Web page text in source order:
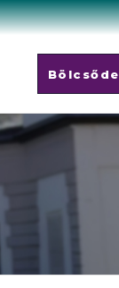
Bölcsőde